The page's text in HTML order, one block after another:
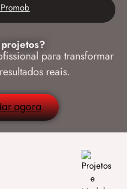
para transformar
reais.
agora